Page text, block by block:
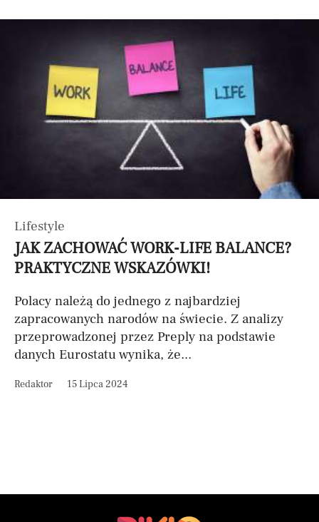
Lifestyle
JAK ZACHOWAĆ WORK-LIFE BALANCE?
PRAKTYCZNE WSKAZÓWKI!
Polacy należą do jednego z najbardziej
zapracowanych narodów na świecie. Z analizy
przeprowadzonej przez Preply na podstawie
danych Eurostatu wynika, że...
Redaktor 15 Lipca 2024